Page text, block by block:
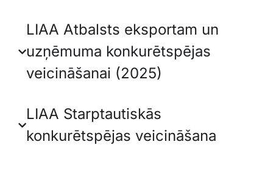
LIAA Atbalsts eksportam un
uzņēmuma konkurētspējas
veicināšanai (2025)
LIAA Starptautiskās
konkurētspējas veicināšana